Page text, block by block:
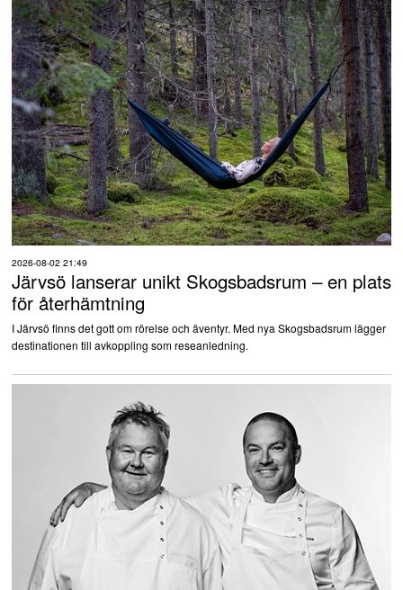
2026-08-02 21:49
Järvsö lanserar unikt Skogsbadsrum – en plats
för återhämtning
I Järvsö finns det gott om rörelse och äventyr. Med nya Skogsbadsrum lägger
destinationen till avkoppling som reseanledning.